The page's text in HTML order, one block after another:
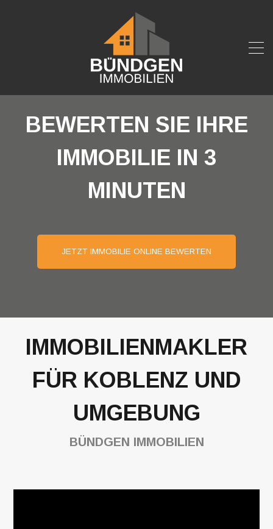
BEWERTEN SIE IHRE
IMMOBILIE IN 3
MINUTEN
JETZT IMMOBILIE ONLINE BEWERTEN
IMMOBILIENMAKLER
FÜR KOBLENZ UND
UMGEBUNG
BÜNDGEN IMMOBILIEN